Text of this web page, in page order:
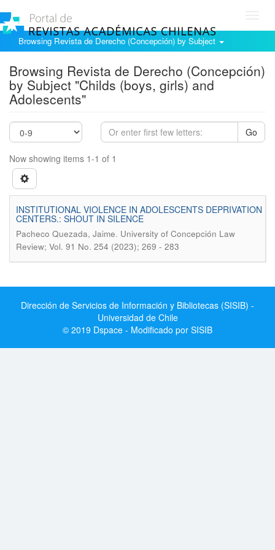
Browsing Revista de Derecho (Concepción) by Subject
Browsing Revista de Derecho (Concepción)
by Subject "Childs (boys, girls) and
Adolescents"
Go
Now showing items 1-1 of 1
INSTITUTIONAL VIOLENCE IN ADOLESCENTS DEPRIVATION
CENTERS.: SHOUT IN SILENCE
Pacheco Quezada, Jaime. University of Concepción Law
Review; Vol. 91 No. 254 (2023); 269 - 283
Dirección de Servicios de Información y Bibliotecas (SISIB) -
Universidad de Chile
© 2019 Dspace - Modificado por SISIB